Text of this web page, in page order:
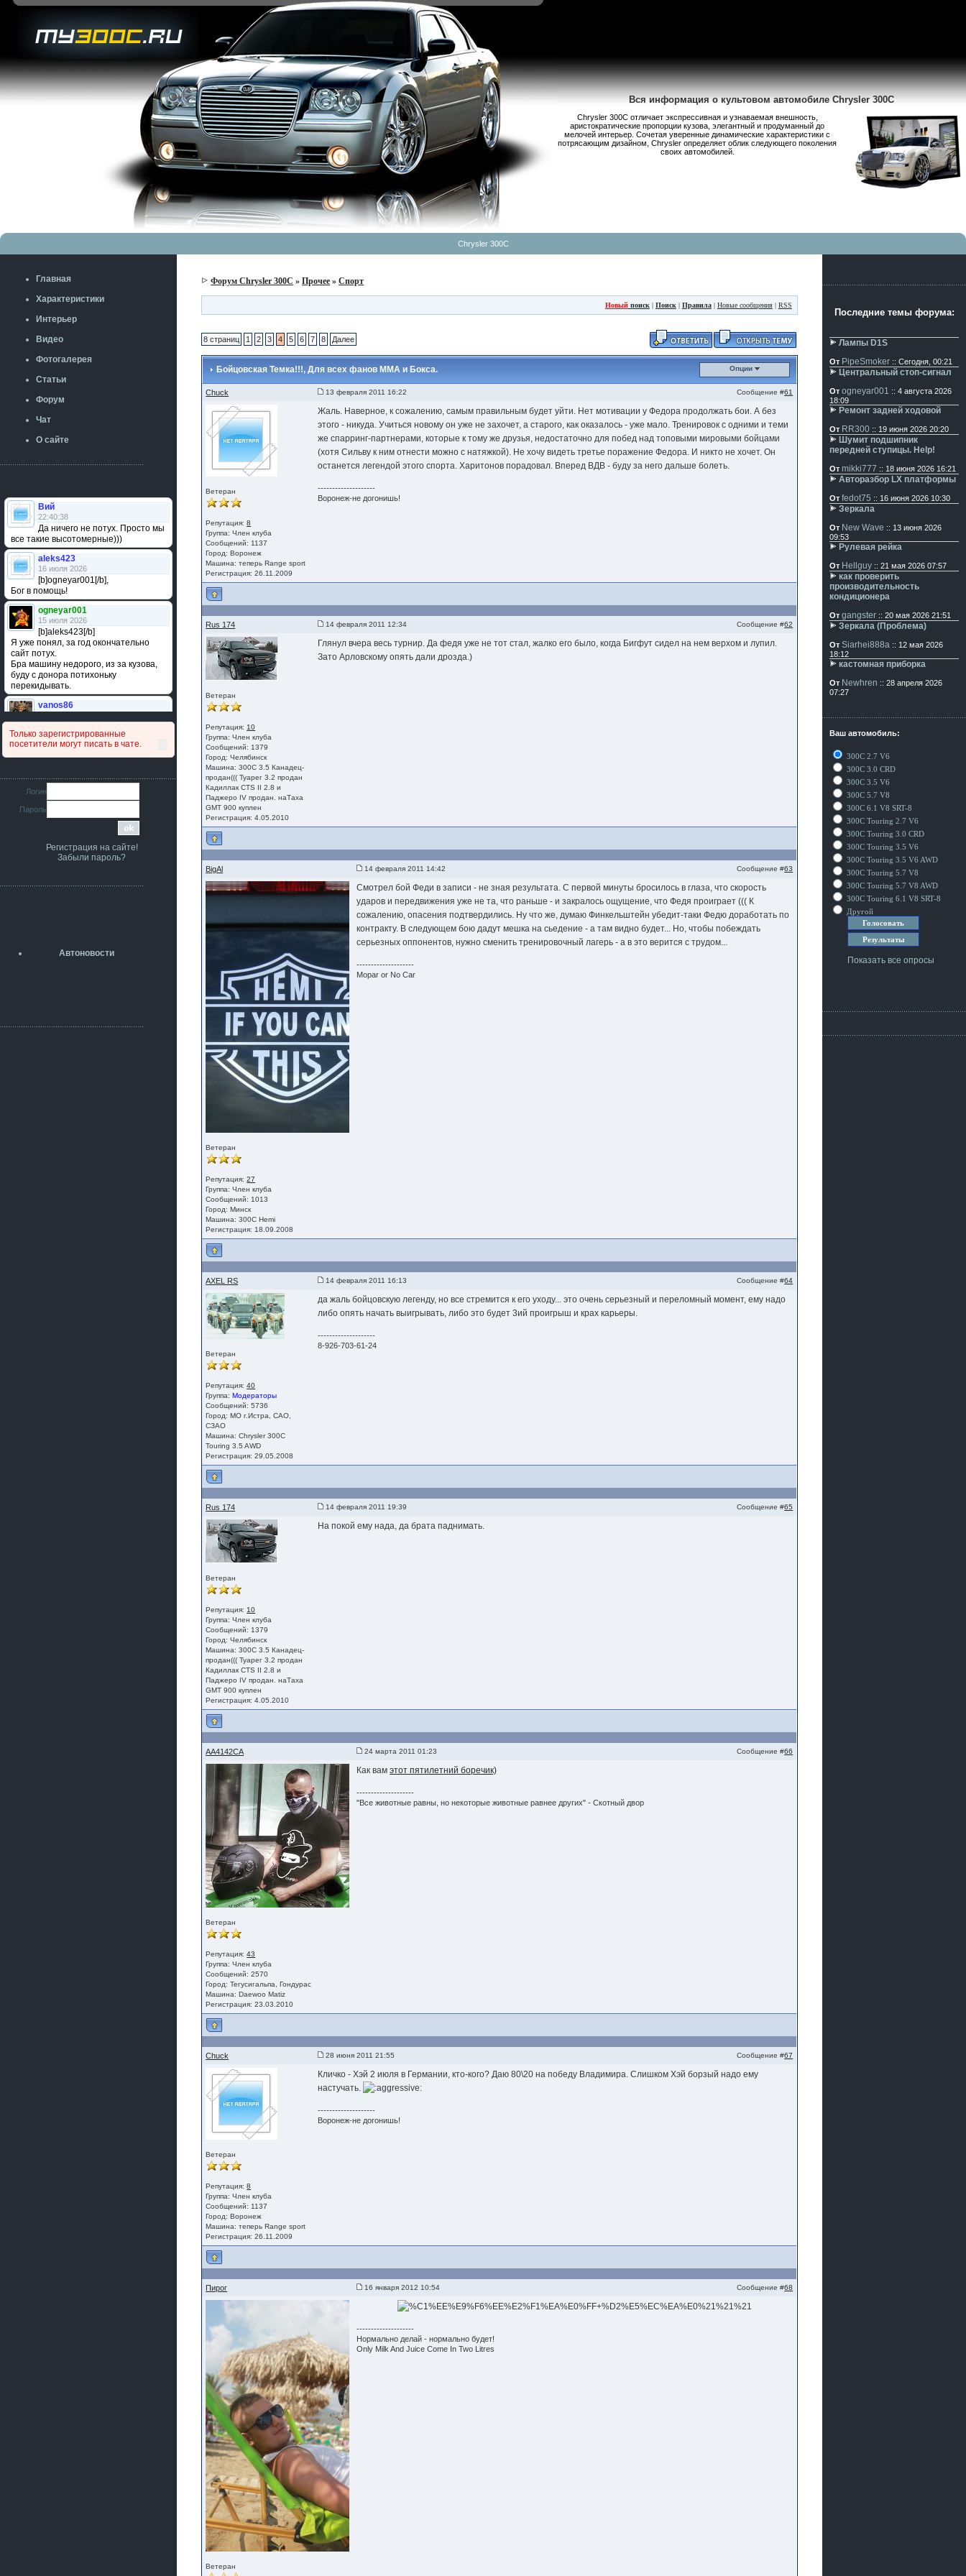
Вся информация о культовом автомобиле Chrysler 300C
Chrysler 300С отличает экспрессивная и узнаваемая внешность,
аристократические пропорции кузова, элегантный и продуманный до
мелочей интерьер. Сочетая уверенные динамические характеристики с
потрясающим дизайном, Chrysler определяет облик следующего поколения
своих автомобилей.
Chrysler 300C
Главная
Характеристики
Интерьер
Видео
Фотогалерея
Статьи
Форум
Чат
О сайте
Вий
22:40:38
Да ничего не потух. Просто мы
все такие высотомерные)))
aleks423
16 июля 2026
[b]ogneyar001[/b],
Бог в помощь!
ogneyar001
15 июля 2026
[b]aleks423[/b]
Я уже понял, за год окончательно
сайт потух.
Бра машину недорого, из за кузова,
буду с донора потихоньку
перекидывать.
vanos86
сравнивал подушку акпп бензиновой и
дизельной машины намера
4578063AG и 4578061AG? По фото
iMrCoffeeBLR4
11 июля 2026
[b]era124[/b],
Ага понял буду знать спасибо
era124
7 июля 2026
разболтовка 5х114.3 спокойно
А здесь уже кладбищенская тишина...
Только зарегистрированные
посетители могут писать в чате.
Логин
Пароль
Регистрация на сайте!
Забыли пароль?
Автоновости
Форум Chrysler 300C »Прочее »Спорт
Новыйпоиск| Поиск| Правила| Новые сообщения| RSS
8 страниц 1 2 3 4 5 6 7 8 Далее
Бойцовская Темка!!!, Для всех фанов ММА и Бокса. Опции
Chuck 13 февраля 2011 16:22 Сообщение #61
Ветеран
Репутация:8
Группа:Член клуба
Сообщений: 1137
Город: Воронеж
Машина: теперь Range sport
Регистрация: 26.11.2009
Жаль. Наверное, к сожалению, самым правильным будет уйти. Нет мотивации у Федора продолжать бои. А без
этого - никуда. Учиться новому он уже не захочет, а старого, как оказалось - уже мало. Тренировок с одними и теми
же спарринг-партнерами, которые к тому же друзья, недостаточно для побед над топовыми мировыми бойцами
(хотя Сильву к ним отнести можно с натяжкой). Не хочу видеть третье поражение Федора. И никто не хочет. Он
останется легендой этого спорта. Харитонов порадовал. Вперед ВДВ - буду за него дальше болеть.
--------------------
Воронеж-не догонишь!
Rus 174 14 февраля 2011 12:34 Сообщение #62
Ветеран
Репутация: 10
Группа:Член клуба
Сообщений: 1379
Город: Челябинск
Машина: 300C 3.5 Канадец-
продан((( Туарег 3.2 продан
Кадиллак CTS II 2.8 и
Паджеро IV продан. наТаха
GMT 900 куплен
Регистрация: 4.05.2010
Глянул вчера весь турнир. Да федя уже не тот стал, жалко его было, когда Бигфут сидел на нем верхом и лупил.
Зато Арловскому опять дали дрозда.)
BigAl 14 февраля 2011 14:42 Сообщение #63
Ветеран
Репутация:27
Группа:Член клуба
Сообщений: 1013
Город: Минск
Машина: 300С Hemi
Регистрация: 18.09.2008
Смотрел бой Феди в записи - не зная результата. С первой минуты бросилось в глаза, что скорость
ударов и передвижения уже не та, что раньше - и закралось ощущение, что Федя проиграет ((( К
сожалению, опасения подтвердились. Ну что же, думаю Финкельштейн убедит-таки Федю доработать по
контракту. В следующем бою дадут мешка на сьедение - а там видно будет... Но, чтобы побеждать
серьезных оппонентов, нужно сменить тренировочный лагерь - а в это верится с трудом...
--------------------
Mopar or No Car
AXEL RS 14 февраля 2011 16:13 Сообщение #64
Ветеран
Репутация:40
Группа:Модераторы
Сообщений: 5736
Город: МО г.Истра, САО,
СЗАО
Машина: Chrysler 300C
Touring 3.5 AWD
Регистрация: 29.05.2008
да жаль бойцовскую легенду, но все стремится к его уходу... это очень серьезный и переломный момент, ему надо
либо опять начать выигрывать, либо это будет 3ий проигрыш и крах карьеры.
--------------------
8-926-703-61-24
Rus 174 14 февраля 2011 19:39 Сообщение #65
Ветеран
Репутация: 10
Группа:Член клуба
Сообщений: 1379
Город: Челябинск
Машина: 300C 3.5 Канадец-
продан((( Туарег 3.2 продан
Кадиллак CTS II 2.8 и
Паджеро IV продан. наТаха
GMT 900 куплен
Регистрация: 4.05.2010
На покой ему нада, да брата паднимать.
AA4142CA 24 марта 2011 01:23 Сообщение #66
Ветеран
Репутация:43
Группа:Член клуба
Сообщений: 2570
Город: Тегусигальпа, Гондурас
Машина: Daewoo Matiz
Регистрация: 23.03.2010
Как вамэтот пятилетний боречик)
--------------------
"Все животные равны, но некоторые животные равнее других" - Скотный двор
Chuck 28 июня 2011 21:55 Сообщение #67
Ветеран
Репутация:8
Группа:Член клуба
Сообщений: 1137
Город: Воронеж
Машина: теперь Range sport
Регистрация: 26.11.2009
Кличко - Хэй 2 июля в Германии, кто-кого? Даю 80\20 на победу Владимира. Слишком Хэй борзый надо ему
настучать.
--------------------
Воронеж-не догонишь!
Пирог 16 января 2012 10:54 Сообщение #68
Ветеран
--------------------
Нормально делай - нормально будет!
Only Milk And Juice Come In Two Litres
Последние темы форума:
Лампы D1S
От PipeSmoker :: Сегодня, 00:21
Центральный стоп-сигнал
От ogneyar001 :: 4 августа 2026
18:09
Ремонт задней ходовой
От RR300 :: 19 июня 2026 20:20
Шумит подшипник
передней ступицы. Help!
От mikki777 :: 18 июня 2026 16:21
Авторазбор LX платформы
От fedot75 :: 16 июня 2026 10:30
Зеркала
От New Wave :: 13 июня 2026
09:53
Рулевая рейка
От Hellguy :: 21 мая 2026 07:57
как проверить
производительность
кондиционера
От gangster :: 20 мая 2026 21:51
Зеркала (Проблема)
От Siarhei888a :: 12 мая 2026
18:12
кастомная приборка
От Newhren :: 28 апреля 2026
07:27
Ваш автомобиль:
300C 2.7 V6
300C 3.0 CRD
300C 3.5 V6
300C 5.7 V8
300C 6.1 V8 SRT-8
300C Touring 2.7 V6
300C Touring 3.0 CRD
300C Touring 3.5 V6
300C Touring 3.5 V6 AWD
300C Touring 5.7 V8
300C Touring 5.7 V8 AWD
300C Touring 6.1 V8 SRT-8
Другой
Показать все опросы